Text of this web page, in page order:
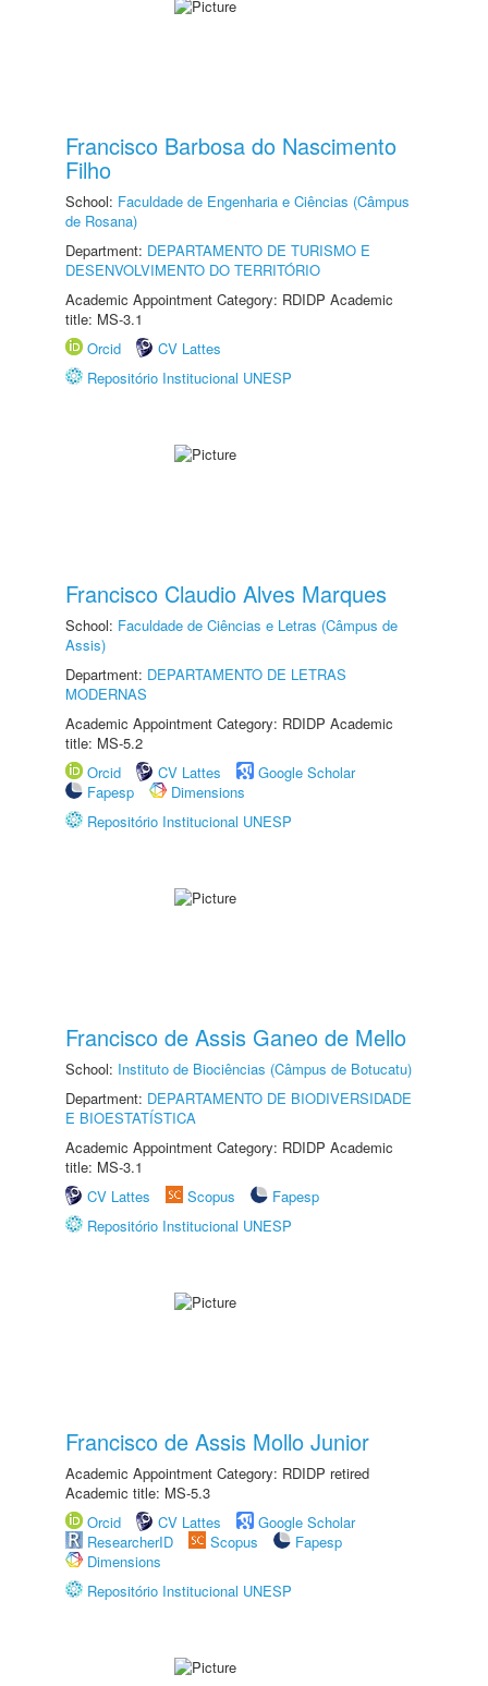
Francisco Barbosa do Nascimento
Filho
School: Faculdade de Engenharia e Ciências (Câmpus
de Rosana)
Department: DEPARTAMENTO DE TURISMO E
DESENVOLVIMENTO DO TERRITÓRIO
Academic Appointment Category: RDIDP Academic
title: MS-3.1
Orcid
CV Lattes
Repositório Institucional UNESP
Francisco Claudio Alves Marques
School: Faculdade de Ciências e Letras (Câmpus de
Assis)
Department: DEPARTAMENTO DE LETRAS
MODERNAS
Academic Appointment Category: RDIDP Academic
title: MS-5.2
Orcid
CV Lattes
Google Scholar
Fapesp
Dimensions
Repositório Institucional UNESP
Francisco de Assis Ganeo de Mello
School: Instituto de Biociências (Câmpus de Botucatu)
Department: DEPARTAMENTO DE BIODIVERSIDADE
E BIOESTATÍSTICA
Academic Appointment Category: RDIDP Academic
title: MS-3.1
CV Lattes
Scopus
Fapesp
Repositório Institucional UNESP
Francisco de Assis Mollo Junior
Academic Appointment Category: RDIDP retired
Academic title: MS-5.3
Orcid
CV Lattes
Google Scholar
ResearcherID
Scopus
Fapesp
Dimensions
Repositório Institucional UNESP